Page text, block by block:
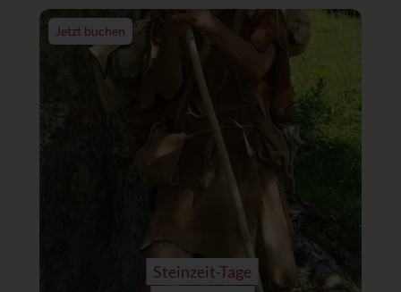
Jetzt buchen
Steinzeit-Tage